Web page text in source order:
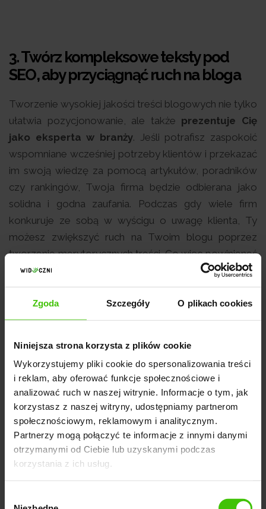
Zgoda Szczegóły O plikach cookies
Niniejsza strona korzysta z plików cookie
Wykorzystujemy pliki cookie do spersonalizowania treści
i reklam, aby oferować funkcje społecznościowe i
analizować ruch w naszej witrynie. Informacje o tym, jak
korzystasz z naszej witryny, udostępniamy partnerom
społecznościowym, reklamowym i analitycznym.
Partnerzy mogą połączyć te informacje z innymi danymi
otrzymanymi od Ciebie lub uzyskanymi podczas
korzystania z ich usług.
3. Twórz kompleksowe teksty pod
SEO, aby przyciągnąć ruch na bloga
Tworzenie wysokiej jakości treści blogowych nie tylko
ułatwia pozycjonowanie, ale także prezentuje Cię
jako eksperta w branży. Jeśli potrafisz zaspokoić
wspomniane wcześniej potrzeby klientów i przekazać
im swoją wiedzę za pomocą artykułów, poradników
czy rankingów, Twoja firma będzie odbierana jako
solidna i godna zaufania. Podczas gdy wiele firm
konkuruje ze sobą w wyścigu o uwagę klienta, Ty
możesz zwiększyć ruch na Twoim blogu poprzez
tworzenie merytorycznych treści. Co więc powinieneś
zrobić, by treści, które publikujesz, miały wysoką
jakość i skutecznie przyciągały odbiorców?
Zadbaj o wysoką wartość
Twórz treści oparte na twardych danych, analizach
rynkowych i sprawdzonych źródłach, takich jak
raporty branżowe, statystyki z narzędzi analitycznych
czy case studies.
Pisz o realnych problemach
Twojej grupy docelowej i dostarczaj konkretne
odpowiedzi. Unikaj wstępów, które niczego nie
wyjaśniają, i akapitów, które powtarzają wcześniej
wypowiedziane tezy. Przysłowiowe lanie wody nic Ci
nie da, a jedynie zniechęci użytkowników do dalszej